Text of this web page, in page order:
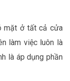
mặt ở tất cả cửa
làm việc luôn là
là áp dụng phần